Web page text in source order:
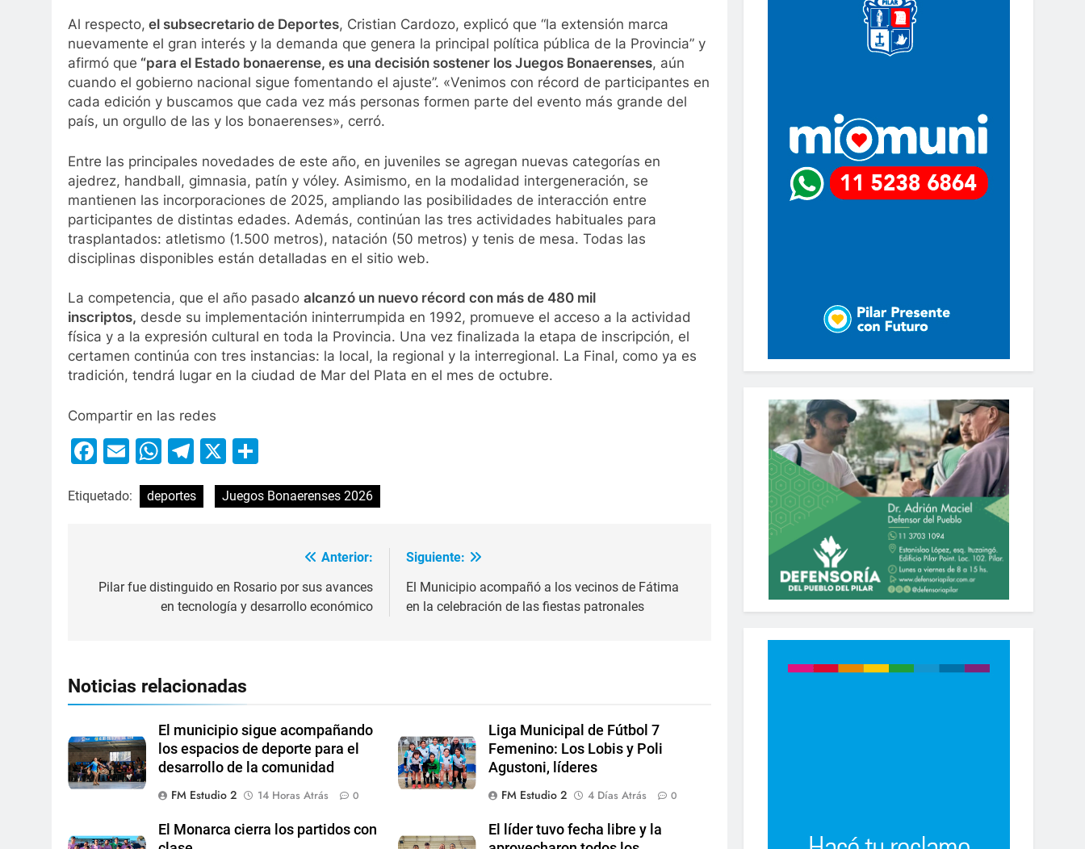
Al respecto, el subsecretario de Deportes, Cristian Cardozo, explicó que “la extensión marca
nuevamente el gran interés y la demanda que genera la principal política pública de la Provincia” y
afirmó que “para el Estado bonaerense, es una decisión sostener los Juegos Bonaerenses, aún
cuando el gobierno nacional sigue fomentando el ajuste”. «Venimos con récord de participantes en
cada edición y buscamos que cada vez más personas formen parte del evento más grande del
país, un orgullo de las y los bonaerenses», cerró.
Entre las principales novedades de este año, en juveniles se agregan nuevas categorías en
ajedrez, handball, gimnasia, patín y vóley. Asimismo, en la modalidad intergeneración, se
mantienen las incorporaciones de 2025, ampliando las posibilidades de interacción entre
participantes de distintas edades. Además, continúan las tres actividades habituales para
trasplantados: atletismo (1.500 metros), natación (50 metros) y tenis de mesa. Todas las
disciplinas disponibles están detalladas en el sitio web.
La competencia, que el año pasado alcanzó un nuevo récord con más de 480 mil
inscriptos, desde su implementación ininterrumpida en 1992, promueve el acceso a la actividad
física y a la expresión cultural en toda la Provincia. Una vez finalizada la etapa de inscripción, el
certamen continúa con tres instancias: la local, la regional y la interregional. La Final, como ya es
tradición, tendrá lugar en la ciudad de Mar del Plata en el mes de octubre.
Compartir en las redes
Facebook
EmailWhatsApp
Telegram
X
Etiquetado: deportes Juegos Bonaerenses 2026
Anterior:
Pilar fue distinguido en Rosario por sus avances
en tecnología y desarrollo económico
Siguiente:
El Municipio acompañó a los vecinos de Fátima
en la celebración de las fiestas patronales
Noticias relacionadas
El municipio sigue acompañando
los espacios de deporte para el
desarrollo de la comunidad
FM Estudio 2
14 Horas Atrás 0
Liga Municipal de Fútbol 7
Femenino: Los Lobis y Poli
Agustoni, líderes
FM Estudio 2
4 Días Atrás 0
El Monarca cierra los partidos con
El líder tuvo fecha libre y la